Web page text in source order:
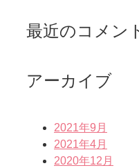
最近のコメン
アーカイブ
2021年9月
2021年4月
2020年12月